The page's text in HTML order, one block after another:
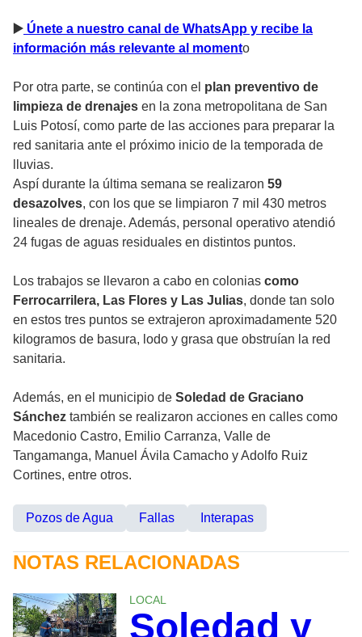
▶ ️ Únete a nuestro canal de WhatsApp y recibe la
información más relevante al momento
Por otra parte, se continúa con el plan preventivo de
limpieza de drenajes en la zona metropolitana de San
Luis Potosí, como parte de las acciones para preparar la
red sanitaria ante el próximo inicio de la temporada de
lluvias.
Aspí durante la última semana se realizaron 59
desazolves, con los que se limpiaron 7 mil 430 metros
lineales de drenaje. Además, personal operativo atendió
24 fugas de aguas residuales en distintos puntos.
Los trabajos se llevaron a cabo en colonias como
Ferrocarrilera, Las Flores y Las Julias, donde tan solo
en estos tres puntos se extrajeron aproximadamente 520
kilogramos de basura, lodo y grasa que obstruían la red
sanitaria.
Además, en el municipio de Soledad de Graciano
Sánchez también se realizaron acciones en calles como
Macedonio Castro, Emilio Carranza, Valle de
Tangamanga, Manuel Ávila Camacho y Adolfo Ruiz
Cortines, entre otros.
Pozos de Agua Fallas Interapas
NOTAS RELACIONADAS
LOCAL
Soledad y